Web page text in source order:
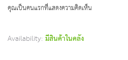
คุณเป็นคนแรกที่แสดงความคิดเห็น
Availability: มีสินค้าในคลัง